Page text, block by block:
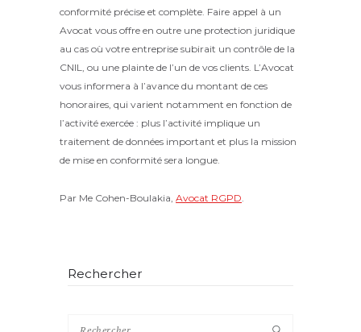
conformité précise et complète. Faire appel à un
Avocat vous offre en outre une protection juridique
au cas où votre entreprise subirait un contrôle de la
CNIL, ou une plainte de l’un de vos clients. L’Avocat
vous informera à l’avance du montant de ces
honoraires, qui varient notamment en fonction de
l’activité exercée : plus l’activité implique un
traitement de données important et plus la mission
de mise en conformité sera longue.
Par Me Cohen-Boulakia, Avocat RGPD
Rechercher